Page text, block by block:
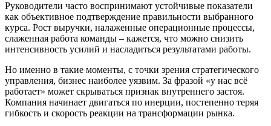
Руководители часто воспринимают устойчивые показатели
как объективное подтверждение правильности выбранного
курса. Рост выручки, налаженные операционные процессы,
слаженная работа команды – кажется, что можно снизить
интенсивность усилий и насладиться результатами работы.
Но именно в такие моменты, с точки зрения стратегического
управления, бизнес наиболее уязвим. За фразой «у нас всё
работает» может скрываться признак внутреннего застоя.
Компания начинает двигаться по инерции, постепенно теряя
гибкость и скорость реакции на трансформации рынка.